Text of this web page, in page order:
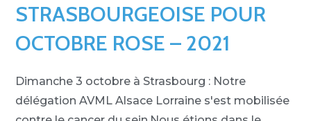
STRASBOURGEOISE POUR
OCTOBRE ROSE – 2021
Dimanche 3 octobre à Strasbourg : Notre
délégation AVML Alsace Lorraine s'est mobilisée